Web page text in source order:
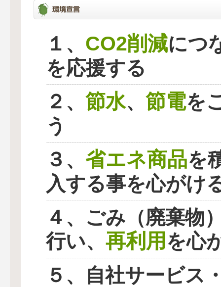
１、 CO2削減につ
を応援する
２、 節水、 節電を
う
３、 省エネ商品を
入する事を心がけ
４、ごみ（廃棄物
行い、 再利用を心
５、自社サービス